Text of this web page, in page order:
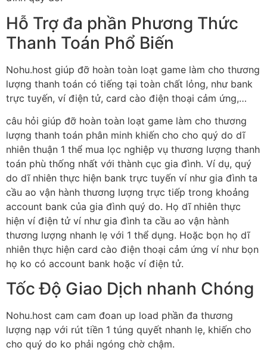
Hỗ Trợ đa phần Phương Thức
Thanh Toán Phổ Biến
Nohu.host giúp đỡ hoàn toàn loạt game làm cho thương
lượng thanh toán có tiếng tại toàn chất lỏng, như bank
trực tuyến, ví điện tử, card cào điện thoại cảm ứng,…
câu hỏi giúp đỡ hoàn toàn loạt game làm cho thương
lượng thanh toán phân minh khiến cho cho quý do dĩ
nhiên thuận 1 thể mua lọc nghiệp vụ thương lượng thanh
toán phù thống nhất với thành cục gia đình. Ví dụ, quý
do dĩ nhiên thực hiện bank trực tuyến ví như gia đình ta
cầu ao vận hành thương lượng trực tiếp trong khoảng
account bank của gia đình quý do. Họ dĩ nhiên thực
hiện ví điện tử ví như gia đình ta cầu ao vận hành
thương lượng nhanh lẹ với 1 thể dụng. Hoặc bọn họ dĩ
nhiên thực hiện card cào điện thoại cảm ứng ví như bọn
họ ko có account bank hoặc ví điện tử.
Tốc Độ Giao Dịch nhanh Chóng
Nohu.host cam cam đoan up load phần đa thương
lượng nạp với rút tiền 1 túng quyết nhanh lẹ, khiến cho
cho quý do ko phải ngóng chờ chậm.